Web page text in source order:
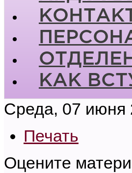
КАК
Среда, 07 июня
Печать
Оцените